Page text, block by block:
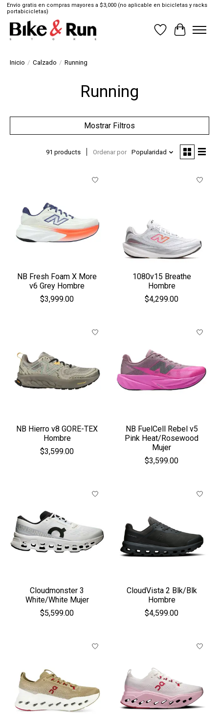
Envío gratis en compras mayores a $3,000 (no aplicable en bicicletas y racks
portabicicletas)
Lista de deseos
Cesta
Inicio / Calzado / Running
Running
Mostrar Filtros
91 products Ordenar por Popularidad
NB Fresh Foam X More
v6 Grey Hombre
$3,999.00
1080v15 Breathe
Hombre
$4,299.00
NB Hierro v8 GORE-TEX
Hombre
$3,599.00
NB FuelCell Rebel v5
Pink Heat/Rosewood
Mujer
$3,599.00
Cloudmonster 3
White/White Mujer
$5,599.00
CloudVista 2 Blk/Blk
Hombre
$4,599.00